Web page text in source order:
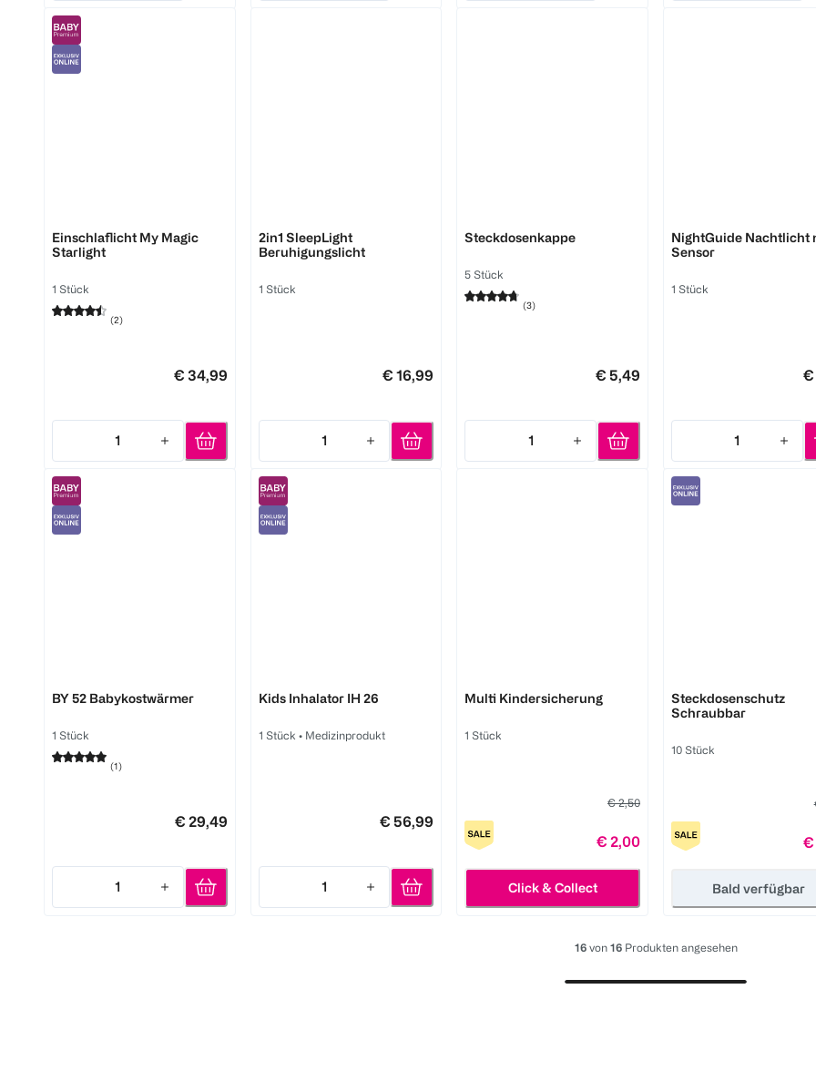
Einschlaflicht My Magic
Starlight
1 Stück
(2)
€ 34,99
1
Quantity: 1
2in1 SleepLight
Beruhigungslicht
1 Stück
€ 16,99
1
Quantity: 1
Steckdosenkappe
5 Stück
(3)
€ 5,49
1
Quantity: 1
NightGuide Nachtlicht
Sensor
1 Stück
€
1
Quantity: 1
BY 52 Babykostwärmer
1 Stück
(1)
€ 29,49
1
Quantity: 1
Kids Inhalator IH 26
1 Stück • Medizinprodukt
€ 56,99
1
Quantity: 1
Multi Kindersicherung
1 Stück
€ 2,50
€ 2,00
Click & Collect
Steckdosenschutz
Schraubbar
10 Stück
€
Bald verfügbar
16 von16 Produkten angesehen